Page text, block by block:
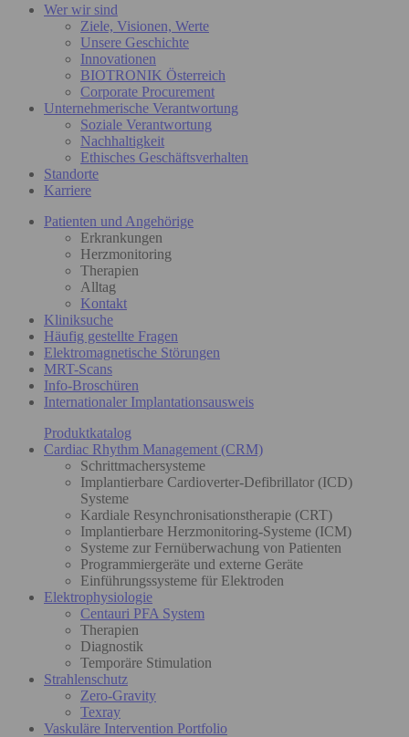
Wer wir sind
Ziele, Visionen, Werte
Unsere Geschichte
Innovationen
BIOTRONIK Österreich
Corporate Procurement
Unternehmerische Verantwortung
Soziale Verantwortung
Nachhaltigkeit
Ethisches Geschäftsverhalten
Standorte
Karriere
Patienten und Angehörige
Erkrankungen
Herzmonitoring
Therapien
Alltag
Kontakt
Kliniksuche
Häufig gestellte Fragen
Elektromagnetische Störungen
MRT-Scans
Info-Broschüren
Internationaler Implantationsausweis
Produktkatalog
Cardiac Rhythm Management (CRM)
Schrittmachersysteme
Implantierbare Cardioverter-Defibrillator (ICD)
Systeme
Kardiale Resynchronisationstherapie (CRT)
Implantierbare Herzmonitoring-Systeme (ICM)
Systeme zur Fernüberwachung von Patienten
Programmiergeräte und externe Geräte
Einführungssysteme für Elektroden
Elektrophysiologie
Centauri PFA System
Therapien
Diagnostik
Temporäre Stimulation
Strahlenschutz
Zero-Gravity
Texray
Vaskuläre Intervention Portfolio